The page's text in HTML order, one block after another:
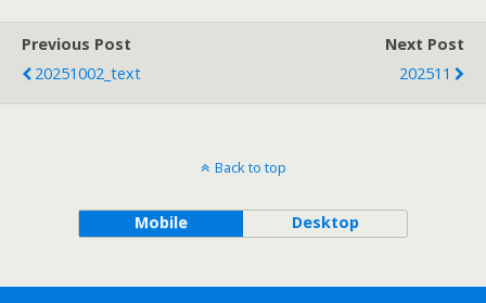
Previous Post
20251002_text
Next Post
202511
Back to top
Mobile Desktop